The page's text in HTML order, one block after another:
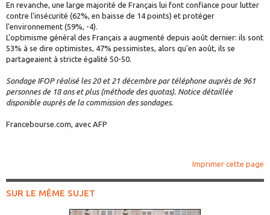
En revanche, une large majorité de Français lui font confiance pour lutter
contre l'insécurité (62%, en baisse de 14 points) et protéger
l'environnement (59%, -4).
L'optimisme général des Français a augmenté depuis août dernier: ils sont
53% à se dire optimistes, 47% pessimistes, alors qu'en août, ils se
partageaient à stricte égalité 50-50.
Sondage IFOP réalisé les 20 et 21 décembre par téléphone auprès de 961
personnes de 18 ans et plus (méthode des quotas). Notice détaillée
disponible auprès de la commission des sondages.
Francebourse.com, avec AFP
Imprimer cette page
SUR LE MÊME SUJET